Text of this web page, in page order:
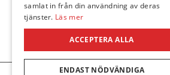
Följ oss
© Ann-Cathrines kläder & Interiör|
samlat in från din användning av deras
tjänster. Läs mer
ACCEPTERA ALLA
ENDAST NÖDVÄNDIGA